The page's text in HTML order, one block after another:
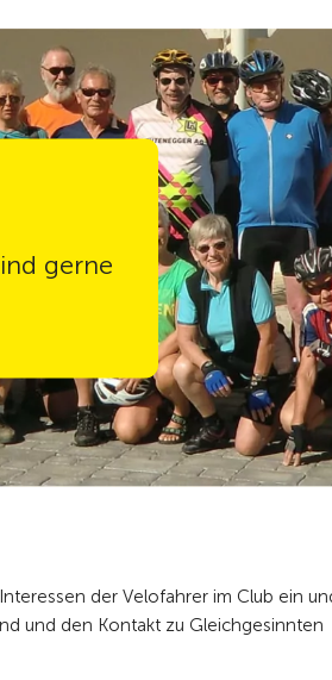
gerne
der Velofahrer im Club ein
und den Kontakt zu Gleichgesinnten